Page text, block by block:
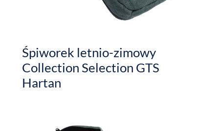
Śpiworek letnio-zimowy
Collection Selection GTS
Hartan